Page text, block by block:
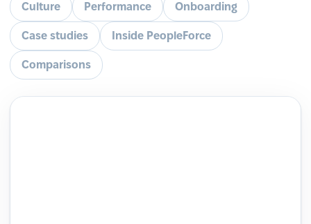
Culture Performance Onboarding
Case studies Inside PeopleForce
Comparisons